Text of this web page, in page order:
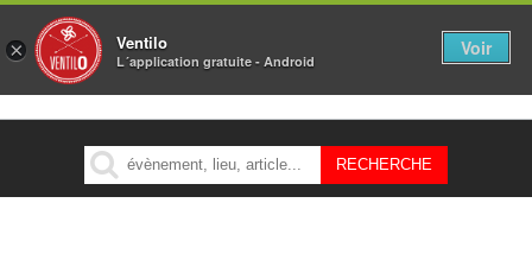
MENU
× Ventilo
L´application gratuite - Android
Voir